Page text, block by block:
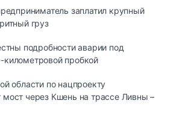
заплатил крупный
груз
подробности аварии под
пробкой
области по нацпроекту
мост через Кшень на трассе Ливны –